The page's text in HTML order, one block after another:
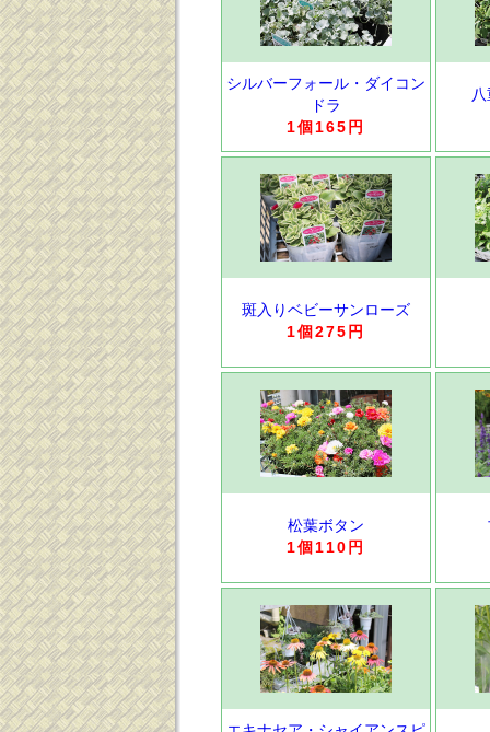
シルバーフォール・ダイコン
ドラ
1個165円
斑入りベビーサンローズ
1個275円
松葉ボタン
1個110円